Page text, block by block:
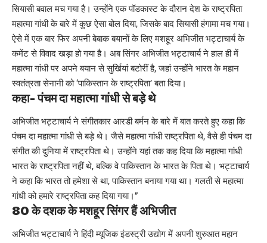
सियासी बवाल मच गया है। उन्होंने एक पॉडकास्ट के दौरान देश के राष्ट्रपिता
महात्मा गांधी के बारे में कुछ ऐसा बोल दिया, जिसके बाद सियासी हंगामा मच गया।
ऐसे में एक बार फिर अपनी बेबाक बयानों के लिए मशहूर अभिजीत भट्टाचार्य के
कमेंट से विवाद खड़ा हो गया है। अब सिंगर अभिजीत भट्टाचार्य ने हाल ही में
महात्मा गांधी पर अपने बयान से सुर्खियां बटोरीं है, जहां उन्होंने भारत के महान
स्वतंत्रता सेनानी को ‘पाकिस्तान के राष्ट्रपिता’ बता दिया।
कहा- पंचम दा महात्मा गांधी से बड़े थे
अभिजीत भट्टाचार्य ने संगीतकार आरडी बर्मन के बारे में बात करते हुए कहा कि
पंचम दा महात्मा गांधी से बड़े थे। जैसे महात्मा गांधी राष्ट्रपिता थे, वैसे ही पंचम दा
संगीत की दुनिया में राष्ट्रपिता थे। उन्होंने यहां तक कह दिया कि महात्मा गांधी
भारत के राष्ट्रपिता नहीं थे, बल्कि वे पाकिस्तान के भारत के पिता थे। भट्टाचार्य
ने कहा कि भारत तो हमेशा से था, पाकिस्तान बनाया गया था। गलती से महात्मा
गांधी को हमारे राष्ट्रपिता कह दिया गया।”
80 के दशक के मशहूर सिंगर हैं अभिजीत
अभिजीत भट्टाचार्य ने हिंदी म्यूजिक इंडस्ट्री उद्योग में अपनी शुरुआत महान